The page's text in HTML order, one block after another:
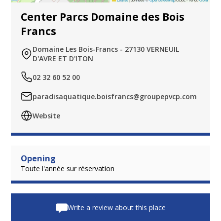
Center Parcs Domaine des Bois
Francs
Domaine Les Bois-Francs - 27130 VERNEUIL
D'AVRE ET D'ITON
02 32 60 52 00
paradisaquatique.boisfrancs@groupepvcp.com
Website
Opening
Toute l'année sur réservation
Write a review about this place